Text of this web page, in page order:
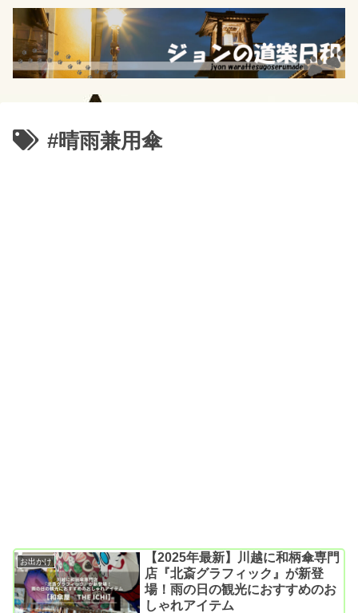
#晴雨兼用傘
お出かけ
【2025年最新】川越に和柄傘専門
店『北斎グラフィック』が新登
場！雨の日の観光におすすめのお
しゃれアイテム